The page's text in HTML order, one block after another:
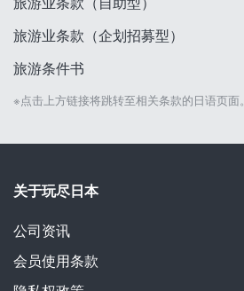
旅游业条款（企划招募型）
旅游条件书
※点击上方链接将跳转至相关条款的日语页面。
关于玩尽日本
公司资讯
会员使用条款